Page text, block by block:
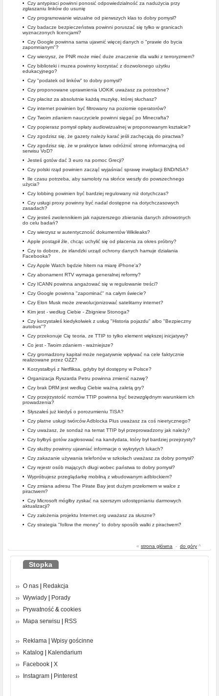
• Czy antypiraci powinni ponosić odpowiedzialność za nadużycia przy
zgłaszaniu linków do usunię
• Czy programowanie wizualne od pierwszych klas to dobry pomysł?
• Czy badacze bezpieczeństwa powinni poruszać się tylko w granicach
wyznaczonych licencjami?
• Czy Google powinna sama ujawnić więcej danych o "prawie do bycia
zapomnianym"?
• Czy wierzysz, że PNR może mieć duże znaczenie dla walki z terroryzmem?
• Czy biblioteki i muzea powinny korzystać z dozwolonego użytku
edukacyjnego?
• Czy "podatek od linków" to dobry pomysł?
• Czy proponowane uprawnienia UOKiK uważasz za potrzebne?
• Czy płacisz za absolutnie każdą muzykę, której słuchasz?
• Czy internet powinien być filtrowany na poziomie operatorów?
• Czy Twoim zdaniem nauczyciele powinni sięgać po Minecrafta?
• Czy popierasz pomysł opłaty audiowizualnej w proponowanym kształcie?
• Czy zgodzisz się, że gazety należy karać jeśli zachęcają do piractwa?
• Czy zgodzisz się, że w praktyce łatwo odróżnić stronę informacyjną od
serwisu VoD?
• Jesteś gotów dać 3 euro na pomoc Grecji?
• Czy polski rząd powinien zacząć wyjaśniać sprawę inwigilacji BND/NSA?
• Ile czasu potrzeba, aby samoloty na słońce weszły do powszechnego
użycia?
• Czy lobbing powinien być bardziej regulowany niż dotychczas?
• Czy usługi proxy powinny być nadal dostępne na dotychczasowych
zasadach?
• Czy jesteś zwolennikiem jak najszerszego zbierania danych zdrowotnych
do celu badań?
• Czy wierzysz w autentyczność dokumentów Wikileaks?
• Apple postąpił źle, chcąc uchylić się od płacenia za okres próbny?
• Czy to dobrze, że irlandzki urząd ochrony danych hamuje działania
Facebooka?
• Czy Apple Watch będzie hitem na miarę iPhone'a?
• Czy abonament RTV wymaga generalnej reformy?
• Czy ICANN powinna angażować się w regulowanie treści?
• Czy Google powinna "zapominać" na całym świecie?
• Czy Elon Musk może zrewolucjonizować satelitarny internet?
• Kim jest - według Ciebie - Zbigniew Stonoga?
• Czy korzystałeś kiedykolwiek z usług "Historia pojazdu" albo "Bezpieczny
autobus"?
• Czy przekonuje Cię teoria, ze TTIP to tylko element większej inicjatywy?
• Co jest - Twoim zdaniem - ważniejsze?
• Czy gromadzony kapitał może negatywnie wpływać na cele faktycznie
realizowane przez OZZ?
• Korzystałbyś z Netfliksa, gdyby był dostępny w Polsce?
• Organizacja Ryszarda Petru powinna zmienić nazwę?
• Czy brak DRM jest według Ciebie ważną zaletą gry?
• Czy przejrzystość rozmów TTIP powinna być bezwzględnym warunkiem ich
prowadzenia?
• Słyszałeś już kiedyś o porozumieniu TISA?
• Czy płatne usługi twórców Adblocka Plus uważasz za coś nieetycznego?
• Czy uważasz, że sondaż na temat TTIP był przeprowadzony jak należy?
• Czy byłbyś gotów zagłosować na kandydata, który był bardziej przejrzysty?
• Czy służby powinny ujawniać informacje o wykrytych lukach?
• Czy zakazanie używania telefonów w szkołach uważasz za dobry pomysł?
• Czy rejestr osób mających długi wobec państwa to dobry pomysł?
• Wypróbujesz przeglądarkę mobilną z wbudowanym adblockiem?
• Czy zmiana adresu The Pirate Bay jest dużym przełomem w walce z
piractwem?
• Czy Microsoft mógłby zyskać na szerszym udostępnianiu darmowych
aktualizacji?
• Czy założenia projektu Internet.org uważasz za słuszne?
• Czy strategia "follow the money" to dobry sposób walki z piractwem?
« strona główna - do góry ^
Stopka
O nas
Redakcja
Wywiady
Porady
Prywatność & cookies
Mapa serwisu
RSS
Reklama
Wpisy gościnne
Katalog
Kalendarium
Facebook
X
Instagram
Pinterest